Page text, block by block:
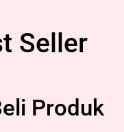
Seller
Produk